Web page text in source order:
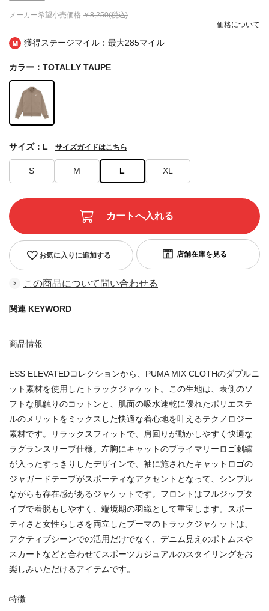
獲得ステージマイル：最大285マイル
メーカー希望小売価格 ￥8,250(税込)
価格について
カラー：TOTALLY TAUPE
S M L XL
サイズ：L サイズガイドはこちら
お気に入りに追加する
この商品について問い合わせる
関連 KEYWORD
商品情報
ESS ELEVATEDコレクションから、PUMA MIX CLOTHのダブルニ
ット素材を使用したトラックジャケット。この生地は、表側のソ
フトな肌触りのコットンと、肌面の吸水速乾に優れたポリエステ
ルのメリットをミックスした快適な着心地を叶えるテクノロジー
素材です。リラックスフィットで、肩回りが動かしやすく快適な
ラグランスリーブ仕様。左胸にキャットのプライマリーロゴ刺繍
が入ったすっきりしたデザインで、袖に施されたキャットロゴの
ジャガードテープがスポーティなアクセントとなって、シンプル
ながらも存在感があるジャケットです。フロントはフルジップタ
イプで着脱もしやすく、端境期の羽織として重宝します。スポー
ティさと女性らしさを両立したプーマのトラックジャケットは、
アクティブシーンでの活用だけでなく、デニム見えのボトムスや
スカートなどと合わせてスポーツカジュアルのスタイリングをお
楽しみいただけるアイテムです。
特徴